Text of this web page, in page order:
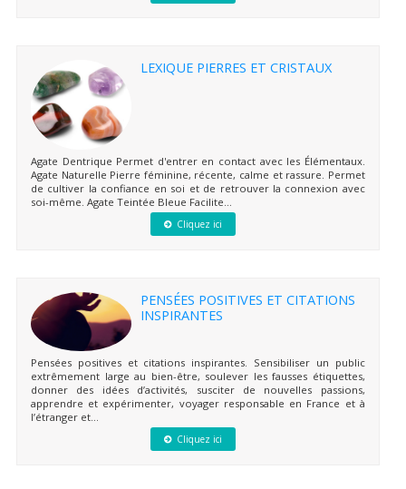
LEXIQUE PIERRES ET CRISTAUX
Agate Dentrique Permet d'entrer en contact avec les Élémentaux.
Agate Naturelle Pierre féminine, récente, calme et rassure. Permet
de cultiver la confiance en soi et de retrouver la connexion avec
soi-même. Agate Teintée Bleue Facilite...
Cliquez ici
PENSÉES POSITIVES ET CITATIONS
INSPIRANTES
Pensées positives et citations inspirantes. Sensibiliser un public
extrêmement large au bien-être, soulever les fausses étiquettes,
donner des idées d’activités, susciter de nouvelles passions,
apprendre et expérimenter, voyager responsable en France et à
l’étranger et...
Cliquez ici